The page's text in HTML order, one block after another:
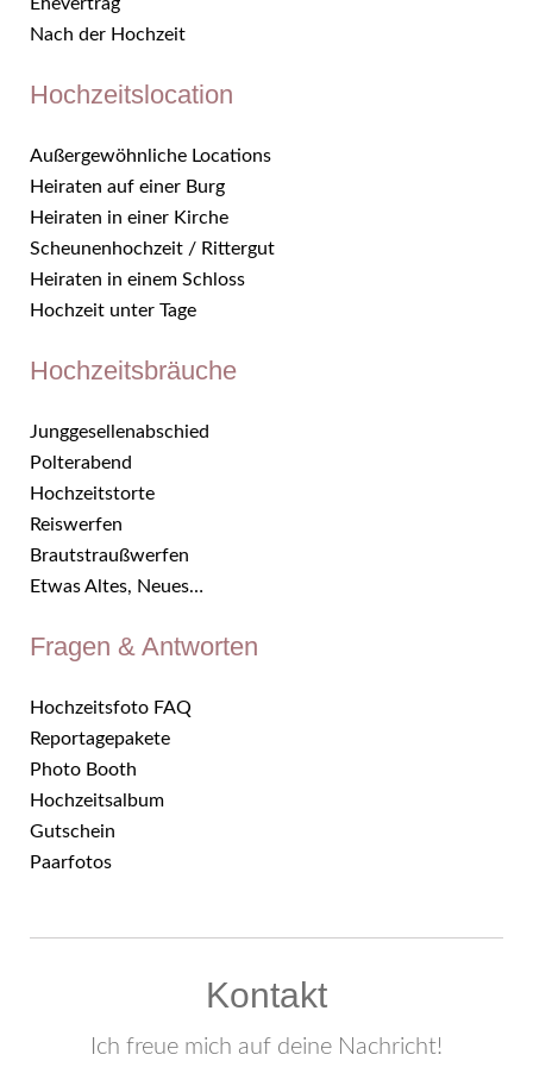
Nach der Hochzeit
Hochzeitslocation
Außergewöhnliche Locations
Heiraten auf einer Burg
Heiraten in einer Kirche
Scheunenhochzeit / Rittergut
Heiraten in einem Schloss
Hochzeit unter Tage
Hochzeitsbräuche
Junggesellenabschied
Polterabend
Hochzeitstorte
Reiswerfen
Brautstraußwerfen
Etwas Altes, Neues…
Fragen & Antworten
Hochzeitsfoto FAQ
Reportagepakete
Photo Booth
Hochzeitsalbum
Gutschein
Paarfotos
Kontakt
Ich freue mich auf deine Nachricht!